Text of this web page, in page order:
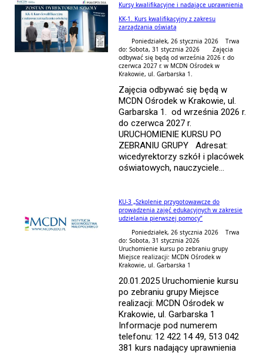
Kursy kwalifikacyjne i nadające uprawnienia
KK-1. Kurs kwalifikacyjny z zakresu
zarządzania oświatą
Poniedziałek, 26 stycznia 2026 Trwa
do: Sobota, 31 stycznia 2026
Zajęcia
odbywać się będą od września 2026 r. do
czerwca 2027 r. w MCDN Ośrodek w
Krakowie, ul. Garbarska 1.
Zajęcia odbywać się będą w
MCDN Ośrodek w Krakowie, ul.
Garbarska 1. od września 2026 r.
do czerwca 2027 r.
URUCHOMIENIE KURSU PO
ZEBRANIU GRUPY Adresat:
wicedyrektorzy szkół i placówek
oświatowych, nauczyciele...
KU-3 „Szkolenie przygotowawcze do
prowadzenia zajęć edukacyjnych w zakresie
udzielania pierwszej pomocy”
Poniedziałek, 26 stycznia 2026 Trwa
do: Sobota, 31 stycznia 2026
Uruchomienie kursu po zebraniu grupy
Miejsce realizacji: MCDN Ośrodek w
Krakowie, ul. Garbarska 1
20.01.2025 Uruchomienie kursu
po zebraniu grupy Miejsce
realizacji: MCDN Ośrodek w
Krakowie, ul. Garbarska 1
Informacje pod numerem
telefonu: 12 422 14 49, 513 042
381 kurs nadający uprawnienia